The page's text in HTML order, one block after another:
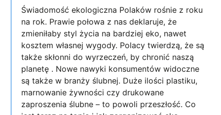
Świadomość ekologiczna Polaków rośnie z roku
na rok. Prawie połowa z nas deklaruje, że
zmieniłaby styl życia na bardziej eko, nawet
kosztem własnej wygody. Polacy twierdzą, że są
także skłonni do wyrzeczeń, by chronić naszą
planetę . Nowe nawyki konsumentów widoczne
są także w branży ślubnej. Duże ilości plastiku,
marnowanie żywności czy drukowane
zaproszenia ślubne – to powoli przeszłość. Co